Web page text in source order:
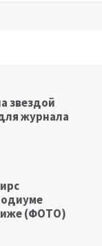
звездой
журнала
(ФОТО)